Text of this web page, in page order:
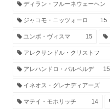
ディラン・フルーネウェーヘン
ジャコモ・ニッツォーロ 15
ユンボ・ヴィスマ 15
アレクサンドル・クリストフ
アレハンドロ・バルベルデ 15
イネオス・グレナディアーズ
マテイ・モホリッチ 14